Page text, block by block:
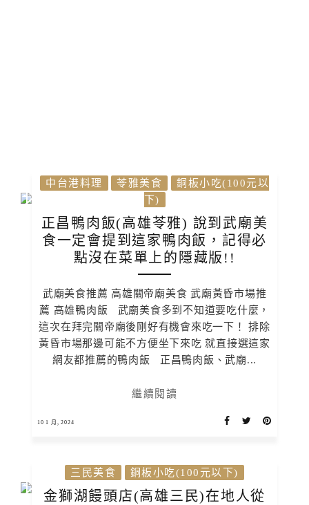
中台港料理 苓雅美食
銅板小吃(100元以
下)
正昌鴨肉飯(高雄苓雅) 說到武廟美
食一定會提到這家鴨肉飯，記得必
點沒在菜單上的隱藏版!!
武廟美食推薦 高雄關帝廟美食 武廟黃昏市場推
薦 高雄鴨肉飯 武廟美食多到不知道要吃什麼，
這次在拜完關帝廟後剛好有機會來吃一下！ 排除
黃昏市場那邊可能不方便坐下來吃 就直接選這家
網友都推薦的鴨肉飯 正昌鴨肉飯、武廟...
繼續閱讀
10 1 月, 2024
三民美食 銅板小吃(100元以下)
金獅湖饅頭店(高雄三民)在地人從